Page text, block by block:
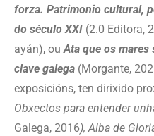
forza. Patrimonio cultural,
do século XXI (2.0 Editora,
ayán), ouAta que os mares
clave galega (Morgante,
exposicións, ten dirixido
Obxectos para entender
Galega, 2016), Alba de